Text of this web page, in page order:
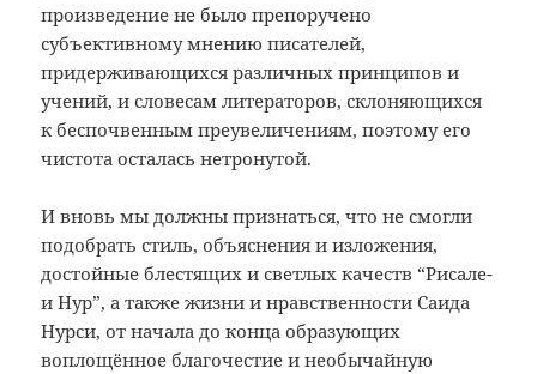
произведение не было препоручено
субъективному мнению писателей,
придерживающихся различных принципов и
учений, и словесам литераторов, склоняющихся
к беспочвенным преувеличениям, поэтому его
чистота осталась нетронутой.
И вновь мы должны признаться, что не смогли
подобрать стиль, объяснения и изложения,
достойные блестящих и светлых качеств “Рисале-
и Нур”, а также жизни и нравственности Саида
Нурси, от начала до конца образующих
воплощённое благочестие и необычайную